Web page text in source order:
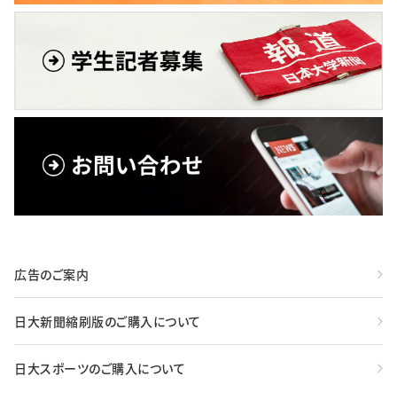
広告のご案内
日大新聞縮刷版のご購入について
日大スポーツのご購入について